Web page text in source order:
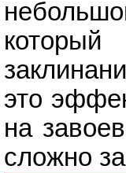
это
на
сложно